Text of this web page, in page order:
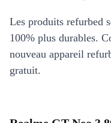
Les produits refurbed
100% plus durables.
nouveau appareil
gratuit.